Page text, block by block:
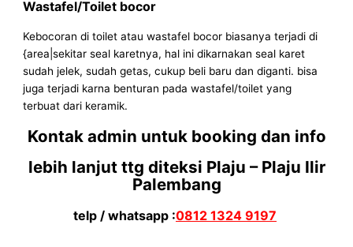
Wastafel/Toilet bocor
Kebocoran di toilet atau wastafel bocor biasanya terjadi di
{area|sekitar seal karetnya, hal ini dikarnakan seal karet
sudah jelek, sudah getas, cukup beli baru dan diganti. bisa
juga terjadi karna benturan pada wastafel/toilet yang
terbuat dari keramik.
Kontak admin untuk booking dan info
lebih lanjut ttg diteksi Plaju – Plaju Ilir
Palembang
telp / whatsapp :0812 1324 9197